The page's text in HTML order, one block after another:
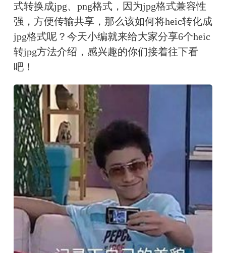
式转换成jpg、png格式，因为jpg格式兼容性
强，方便传输共享，那么该如何将heic转化成
jpg格式呢？今天小编就来给大家分享6个heic
转jpg方法介绍，感兴趣的你们接着往下看
吧！